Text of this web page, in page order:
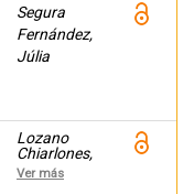
Maldonado
Gómez,
José;
Gómez
Chiarlones,
Elisa;
Villalonga
Campos,
Segura
Fernández,
Júlia
Lozano
Chiarlones,
Elisa;
Lorente
Ver más